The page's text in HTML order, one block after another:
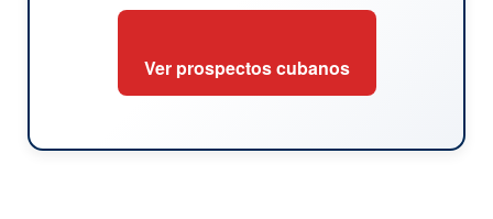
Ver prospectos cubanos